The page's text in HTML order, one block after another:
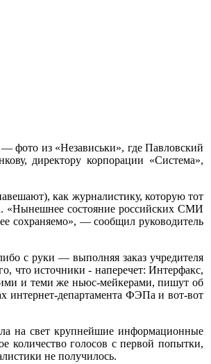
из «Независьки», где Павловский
директору корпорации «Система»,
как журналистику, которую тот
«Нынешнее состояние российских СМИ
сохраняемо», — сообщил руководитель
с руки — выполняя заказ учредителя
что источники - наперечет: Интерфакс,
и теми же ньюс-мейкерами, пишут об
интернет-департамента ФЭПа и вот-вот
на свет крупнейшие информационные
количество голосов с первой попытки,
не получилось.